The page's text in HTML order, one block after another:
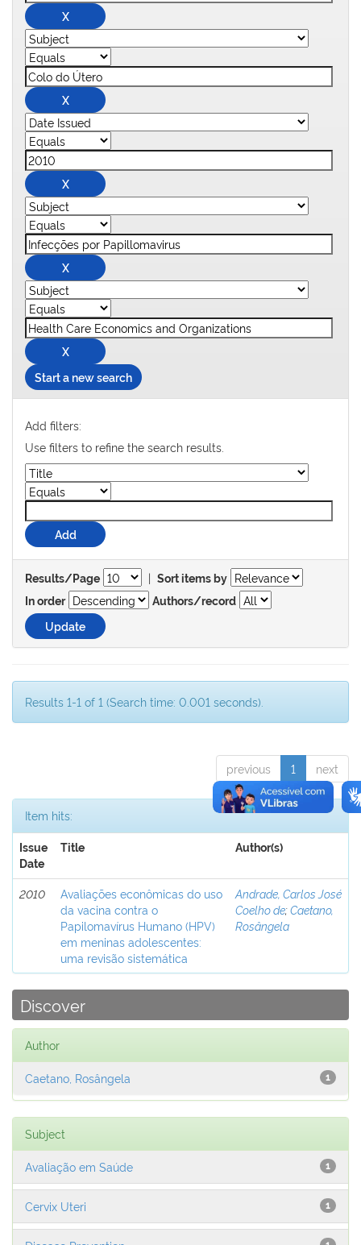
Start a new search
Add filters:
Use filters to refine the search results.
Results/Page | Sort items by
In order
Authors/record
Results 1-1 of 1 (Search time: 0.001 seconds).
previous 1 next
Item hits:
Issue
Date
Title Author(s)
2010
Avaliações econômicas do uso
da vacina contra o
Papilomavírus Humano (HPV)
em meninas adolescentes:
uma revisão sistemática
Andrade, Carlos José
Coelho de;Caetano,
Rosângela
Discover
Author
1
Caetano, Rosângela
Subject
1
Avaliação em Saúde
1
Cervix Uteri